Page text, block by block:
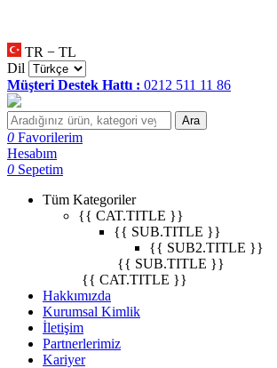
TR − TL
Dil
Müşteri Destek Hattı : 0212 511 11 86
Ara
0 Favorilerim
Hesabım
0 Sepetim
Tüm Kategoriler
{{ CAT.TITLE }}
{{ SUB.TITLE }}
{{ SUB2.TITLE }}
{{ SUB.TITLE }}
{{ CAT.TITLE }}
Hakkımızda
Kurumsal Kimlik
İletişim
Partnerlerimiz
Kariyer